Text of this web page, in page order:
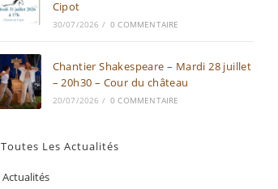
Cipot
30/07/2026 / 0 COMMENTAIRE
Chantier Shakespeare – Mardi 28 juillet
– 20h30 – Cour du château
20/07/2026 / 0 COMMENTAIRE
Toutes Les Actualités
Actualités